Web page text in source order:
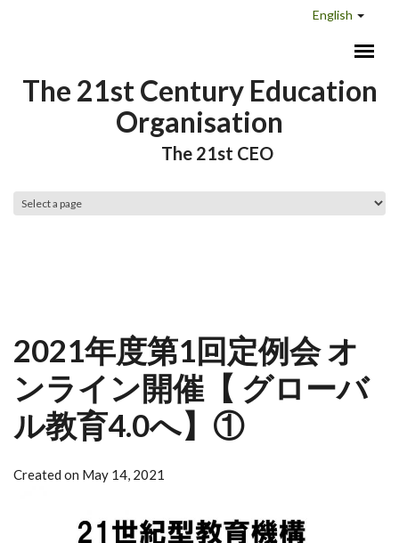
English
The 21st Century Education
Organisation
The 21st CEO
2021年度第1回定例会 オ
ンライン開催【 グローバ
ル教育4.0へ】①
Created on May 14, 2021